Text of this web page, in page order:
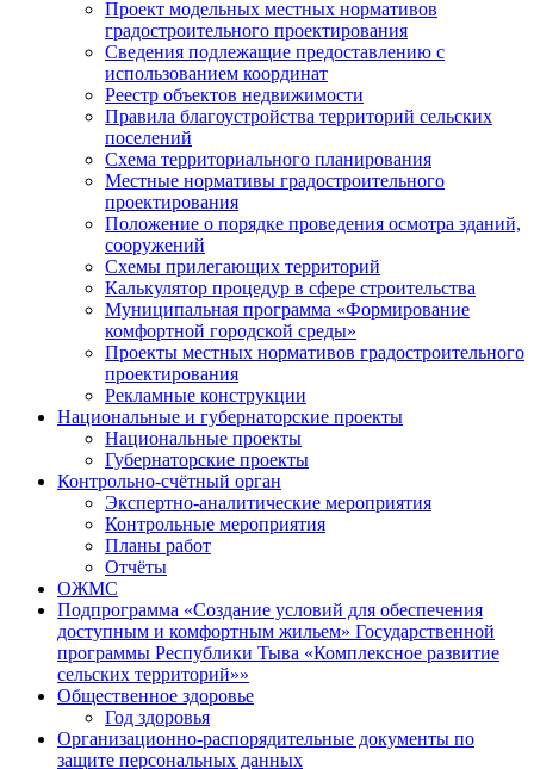
Проект модельных местных нормативов
градостроительного проектирования
Сведения подлежащие предоставлению с
использованием координат
Реестр объектов недвижимости
Правила благоустройства территорий сельских
поселений
Схема территориального планирования
Местные нормативы градостроительного
проектирования
Положение о порядке проведения осмотра зданий,
сооружений
Схемы прилегающих территорий
Калькулятор процедур в сфере строительства
Муниципальная программа «Формирование
комфортной городской среды»
Проекты местных нормативов градостроительного
проектирования
Рекламные конструкции
Национальные и губернаторские проекты
Национальные проекты
Губернаторские проекты
Контрольно-счётный орган
Экспертно-аналитические мероприятия
Контрольные мероприятия
Планы работ
Отчёты
ОЖМС
Подпрограмма «Создание условий для обеспечения
доступным и комфортным жильем» Государственной
программы Республики Тыва «Комплексное развитие
сельских территорий»»
Общественное здоровье
Год здоровья
Организационно-распорядительные документы по
защите персональных данных